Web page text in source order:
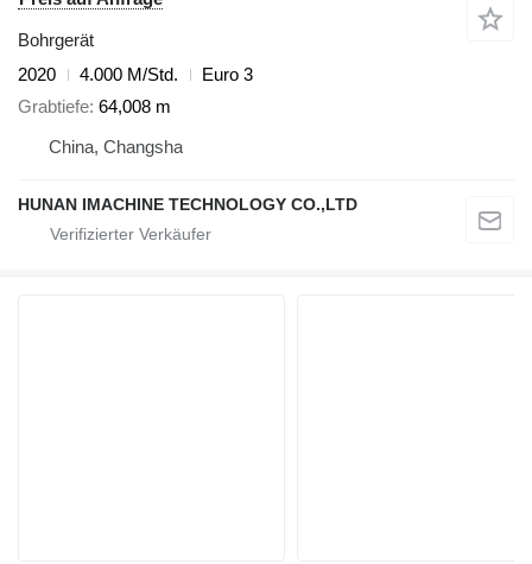
Bohrgerät
2020
4.000 M/Std.
Euro 3
Grabtiefe 64,008 m
China, Changsha
HUNAN IMACHINE TECHNOLOGY CO.,LTD